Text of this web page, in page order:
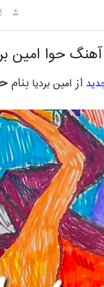
آهنگ حوا امین
ازامین بردیابنام